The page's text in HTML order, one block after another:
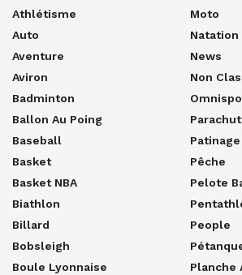
Athlétisme
Auto
Aventure
Aviron
Badminton
Ballon Au Poing
Baseball
Basket
Basket NBA
Biathlon
Billard
Bobsleigh
Boule Lyonnaise
Moto
Natation
News
Non
Pêche
Pelote
People
Planche